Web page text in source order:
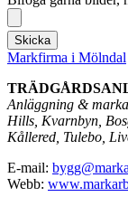
Skicka
Markfirma i Mölndal
Anläggning &
Hills, Kvarnbyn,
Kållered, Tulebo,
E-mail:
Webb: